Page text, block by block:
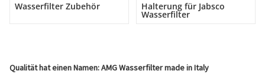
Wasserfilter Zubehör Halterung für Jabsco
Wasserfilter
Qualität hat einen Namen: AMG Wasserfilter made in Italy